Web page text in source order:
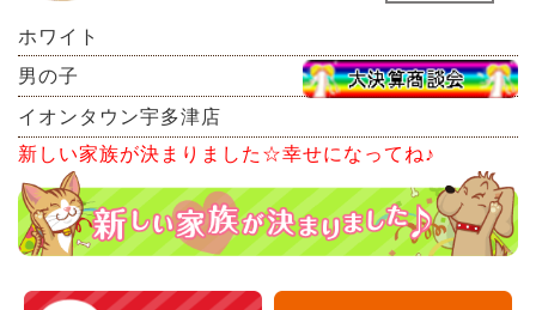
ホワイト
男の子
イオンタウン宇多津店
新しい家族が決まりました☆幸せになってね♪